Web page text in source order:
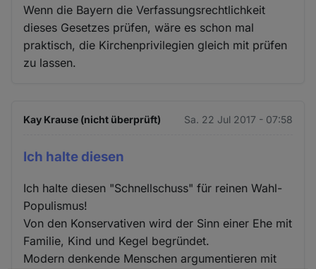
Wenn die Bayern die Verfassungsrechtlichkeit
dieses Gesetzes prüfen, wäre es schon mal
praktisch, die Kirchenprivilegien gleich mit prüfen
zu lassen.
Kay Krause (nicht überprüft) Sa. 22 Jul 2017 - 07:58
Ich halte diesen
Ich halte diesen "Schnellschuss" für reinen Wahl-
Populismus!
Von den Konservativen wird der Sinn einer Ehe mit
Familie, Kind und Kegel begründet.
Modern denkende Menschen argumentieren mit